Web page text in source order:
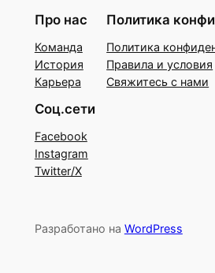
Про нас
Команда
История
Карьера
Политика
Политика
Правила и условия
Свяжитесь с нами
Соц.сети
Facebook
Instagram
Twitter/X
Разработано на WordPress